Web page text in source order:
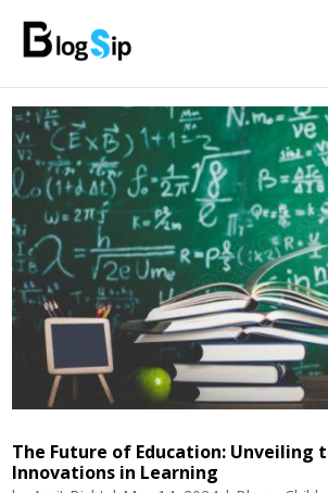
The Future of Education: Unveiling
Innovations in Learning